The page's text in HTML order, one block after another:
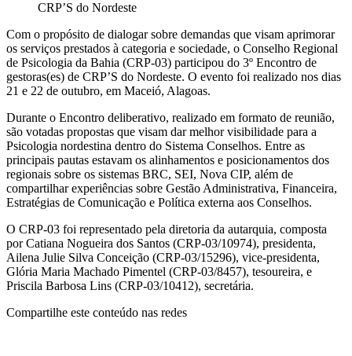
CRP’S do Nordeste
Com o propósito de dialogar sobre demandas que visam aprimorar
os serviços prestados à categoria e sociedade, o Conselho Regional
de Psicologia da Bahia (CRP-03) participou do 3º Encontro de
gestoras(es) de CRP’S do Nordeste. O evento foi realizado nos dias
21 e 22 de outubro, em Maceió, Alagoas.
Durante o Encontro deliberativo, realizado em formato de reunião,
são votadas propostas que visam dar melhor visibilidade para a
Psicologia nordestina dentro do Sistema Conselhos. Entre as
principais pautas estavam os alinhamentos e posicionamentos dos
regionais sobre os sistemas BRC, SEI, Nova CIP, além de
compartilhar experiências sobre Gestão Administrativa, Financeira,
Estratégias de Comunicação e Política externa aos Conselhos.
O CRP-03 foi representado pela diretoria da autarquia, composta
por Catiana Nogueira dos Santos (CRP-03/10974), presidenta,
Ailena Julie Silva Conceição (CRP-03/15296), vice-presidenta,
Glória Maria Machado Pimentel (CRP-03/8457), tesoureira, e
Priscila Barbosa Lins (CRP-03/10412), secretária.
Compartilhe este conteúdo nas redes